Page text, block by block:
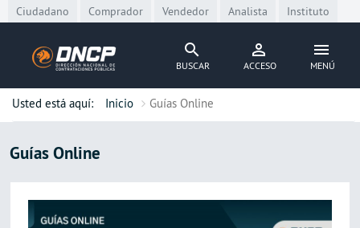
Skip to main content
Ciudadano Comprador Vendedor Analista Instituto
BUSCAR ACCESO MENÚ
Usted está aquí: Inicio Guías Online
Guías Online